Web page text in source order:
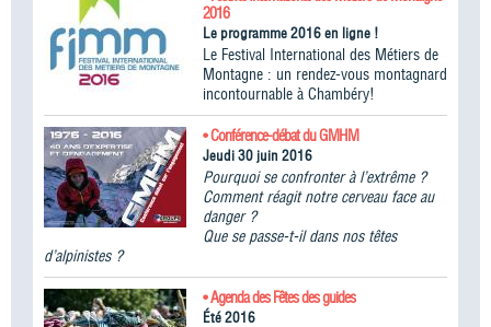
2016
Le programme 2016 en ligne !
Le Festival International des Métiers de
Montagne : un rendez-vous montagnard
incontournable à Chambéry!
• Conférence-débat du GMHM
Jeudi 30 juin 2016
Pourquoi se confronter à l’extrême ?
Comment réagit notre cerveau face au
danger ?
Que se passe-t-il dans nos têtes
d’alpinistes ?
• Agenda des Fêtes des guides
Été 2016